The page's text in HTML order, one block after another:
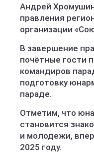
Андрей
правления
организации
В завершение
почётные гости
командиров
подготовку
параде.
Отметим, что
становится
и молодежи,
2025 году.